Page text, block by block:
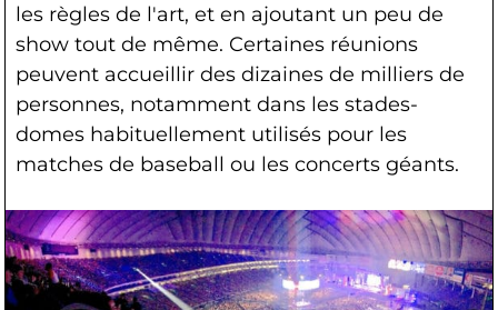
les règles de l'art, et en ajoutant un peu de
show tout de même. Certaines réunions
peuvent accueillir des dizaines de milliers de
personnes, notamment dans les stades-
domes habituellement utilisés pour les
matches de baseball ou les concerts géants.